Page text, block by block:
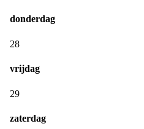
donderdag
28
vrijdag
29
zaterdag